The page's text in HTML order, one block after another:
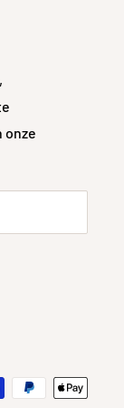
onze